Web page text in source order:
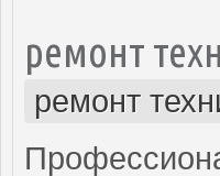
ремонт
ремонт